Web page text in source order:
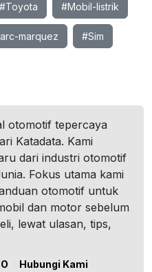
#Toyota #Mobil-listrik
marquez #Sim
otomotif tepercaya
Katadata. Kami
dari industri otomotif
Fokus utama kami
otomotif untuk
dan motor sebelum
lewat ulasan, tips,
Hubungi Kami